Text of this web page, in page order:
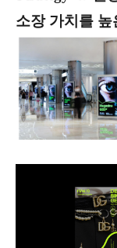
소장 가치를 높